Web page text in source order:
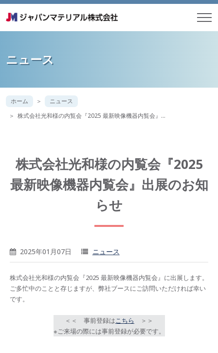
ニュース
ホーム
ニュース
株式会社光和様の内覧会『2025 最新映像機器内覧会』…
株式会社光和様の内覧会『2025
最新映像機器内覧会』出展のお知
らせ
2025年01月07日 ニュース
株式会社光和様の内覧会『2025 最新映像機器内覧会』に出展します。
ご多忙中のことと存じますが、弊社ブースにご訪問いただければ幸い
です。
＜＜ 事前登録はこちら
＞＞
※ご来場の際には事前登録が必要です。